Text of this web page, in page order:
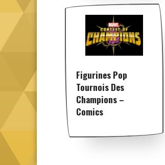
Figurines Pop
Tournois Des
Champions –
Comics